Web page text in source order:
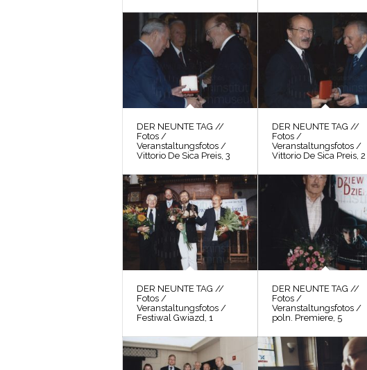
DER NEUNTE TAG //
Fotos /
Veranstaltungsfotos /
Vittorio De Sica Preis, 3
DER NEUNTE TAG //
Fotos /
Veranstaltungsfotos /
Vittorio De Sica Preis, 2
DER NEUNTE TAG //
Fotos /
Veranstaltungsfotos /
Festiwal Gwiazd, 1
DER NEUNTE TAG //
Fotos /
Veranstaltungsfotos /
poln. Premiere, 5